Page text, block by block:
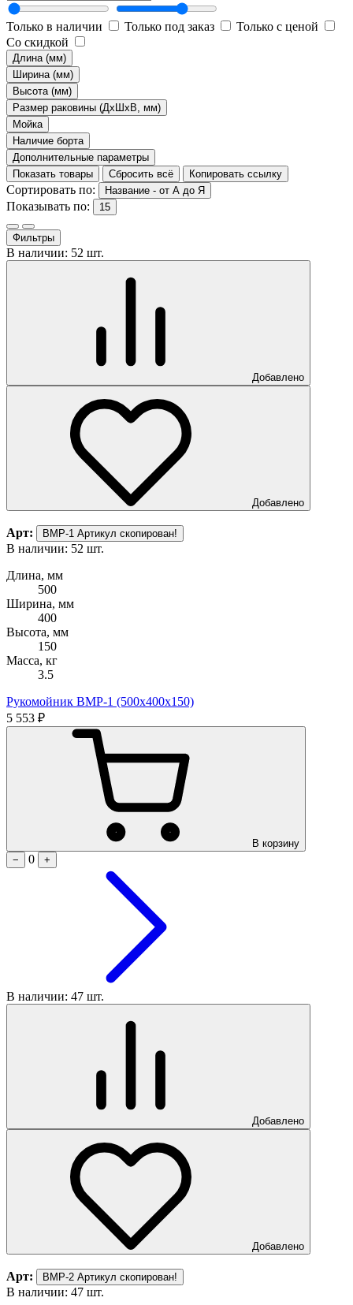
Только в наличии Только под заказ
Только с ценой
Со скидкой
Длина (мм)
Ширина (мм)
Высота (мм)
Размер раковины (ДхШхВ, мм)
Мойка
Наличие борта
Дополнительные параметры
Показать товары
Сбросить всё Копировать ссылку
Сортировать по: Название - от А до Я
Показывать по: 15
Фильтры
В наличии: 52 шт.
Добавлено
Добавлено
Арт: ВМР-1 Артикул скопирован!
В наличии: 52 шт.
Длина, мм
500
Ширина, мм
400
Высота, мм
150
Масса, кг
3.5
Рукомойник ВМР-1 (500х400х150)
5 553 ₽
В корзину
−
0 +
В наличии: 47 шт.
Добавлено
Добавлено
Арт: ВМР-2 Артикул скопирован!
В наличии: 47 шт.